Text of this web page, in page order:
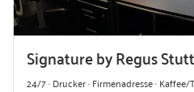
Signature by Regus
24/7 · Drucker · Firmenadresse ·